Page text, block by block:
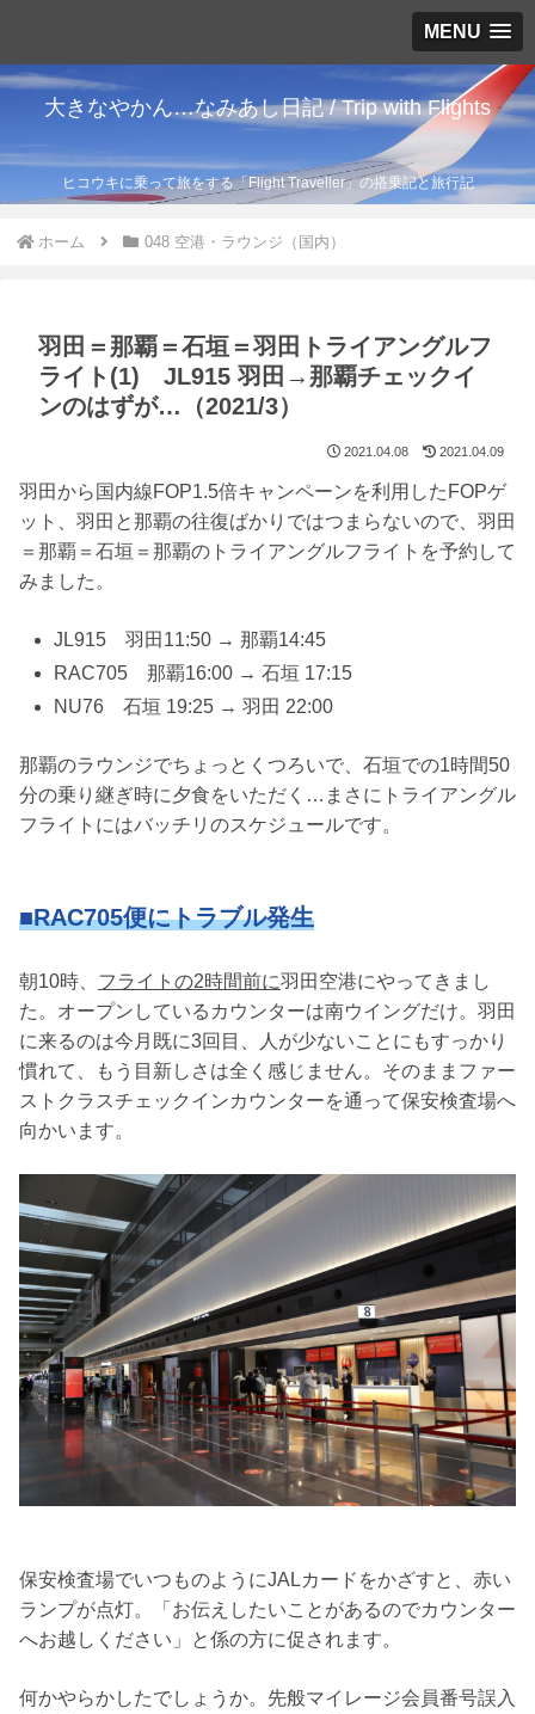
MENU
大きなやかん…なみあし日記 / Trip with Flights
ヒコウキに乗って旅をする「Flight Traveller」の搭乗記と旅行記
ホーム 048 空港・ラウンジ（国内）
羽田＝那覇＝石垣＝羽田トライアングルフ
ライト(1) JL915 羽田→那覇チェックイ
ンのはずが…（2021/3）
2021.04.08 2021.04.09
羽田から国内線FOP1.5倍キャンペーンを利用したFOPゲ
ット、羽田と那覇の往復ばかりではつまらないので、羽田
＝那覇＝石垣＝那覇のトライアングルフライトを予約して
みました。
JL915 羽田11:50 → 那覇14:45
RAC705 那覇16:00 → 石垣 17:15
NU76 石垣 19:25 → 羽田 22:00
那覇のラウンジでちょっとくつろいで、石垣での1時間50
分の乗り継ぎ時に夕食をいただく…まさにトライアングル
フライトにはバッチリのスケジュールです。
■RAC705便にトラブル発生
朝10時、 フライトの2時間前に羽田空港にやってきまし
た。オープンしているカウンターは南ウイングだけ。羽田
に来るのは今月既に3回目、人が少ないことにもすっかり
慣れて、もう目新しさは全く感じません。そのままファー
ストクラスチェックインカウンターを通って保安検査場へ
向かいます。
保安検査場でいつものようにJALカードをかざすと、赤い
ランプが点灯。「お伝えしたいことがあるのでカウンター
へお越しください」と係の方に促されます。
何かやらかしたでしょうか。先般マイレージ会員番号誤入